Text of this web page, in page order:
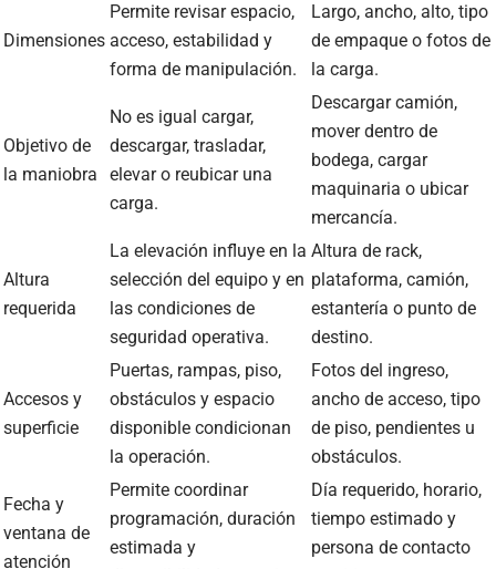
Dimensiones
Permite revisar espacio,
acceso, estabilidad y
forma de manipulación.
Largo, ancho, alto, tipo
de empaque o fotos de
la carga.
Objetivo de
la maniobra
No es igual cargar,
descargar, trasladar,
elevar o reubicar una
carga.
Descargar camión,
mover dentro de
bodega, cargar
maquinaria o ubicar
mercancía.
Altura
requerida
La elevación influye en la
selección del equipo y en
las condiciones de
seguridad operativa.
Altura de rack,
plataforma, camión,
estantería o punto de
destino.
Accesos y
superficie
Puertas, rampas, piso,
obstáculos y espacio
disponible condicionan
la operación.
Fotos del ingreso,
ancho de acceso, tipo
de piso, pendientes u
obstáculos.
Fecha y
ventana de
atención
Permite coordinar
programación, duración
estimada y
Día requerido, horario,
tiempo estimado y
persona de contacto